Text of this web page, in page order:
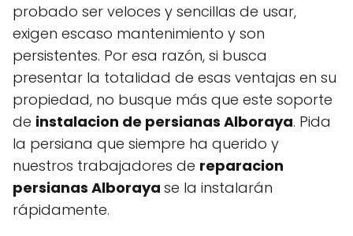
probado ser veloces y sencillas de usar,
exigen escaso mantenimiento y son
persistentes. Por esa razón, si busca
presentar la totalidad de esas ventajas en su
propiedad, no busque más que este soporte
de instalacion de persianas Alboraya. Pida
la persiana que siempre ha querido y
nuestros trabajadores de reparacion
persianas Alboraya se la instalarán
rápidamente.